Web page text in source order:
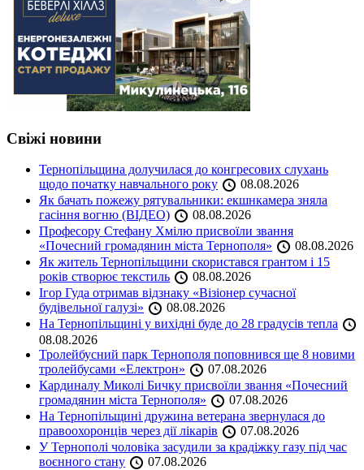
Свіжі новини
Тернопільщина долучилася до конгресових слухань
щодо початку навчального року
08.08.2026
Як бачать пожежу рятувальники: екшнкамера зняла
гасіння вогню (ВІДЕО)
08.08.2026
Професору Стефану Хмілю присвоїли звання
«Почесний громадянин міста Тернополя»
08.08.2026
Як житель Тернопільщини скористався грантом і 15
років створює текстиль
08.08.2026
Ігор Гуда отримав відзнаку «Візіонер сучасної
будівельної галузі»
08.08.2026
На Тернопільщині у вихідні буде до 28 градусів тепла
08.08.2026
Тролейбусний парк Тернополя поповнився ще 8 новими
тролейбусами «Електрон»
07.08.2026
Кардиналу Миколі Бичку присвоїли звання «Почесний
громадянин міста Тернополя»
07.08.2026
На Тернопільщині дружина ветерана звернулася до
правоохоронців через дії лікарів
07.08.2026
У Тернополі чоловіка засудили за крадіжку газу під час
воєнного стану
07.08.2026